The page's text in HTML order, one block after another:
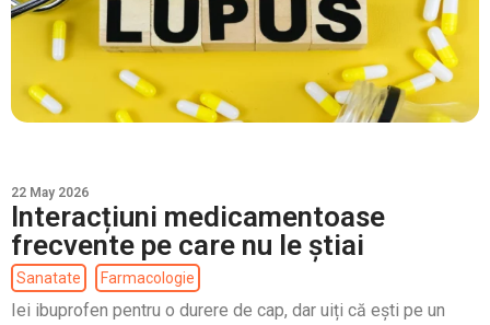
22 May 2026
Interacțiuni medicamentoase
frecvente pe care nu le știai
Sanatate Farmacologie
Iei ibuprofen pentru o durere de cap, dar uiți că ești pe un